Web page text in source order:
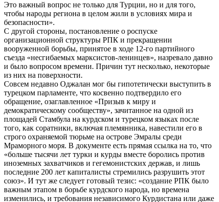
Это важный вопрос не только для Турции, но и для того,
чтобы народы региона в целом жили в условиях мира и
безопасности».
С другой стороны, постановление о роспуске
организационной структуры РПК и прекращении
вооруженной борьбы, принятое в ходе 12-го партийного
съезда «несгибаемых марксистов-ленинцев», назревало давно
и было вопросом времени. Причин тут несколько, некоторые
из них на поверхности.
Совсем недавно Оджалан мог бы гипотетически выступить в
турецком парламенте, что косвенно подтвердило его
обращение, озаглавленное «Призыв к миру и
демократическому сообществу», зачитанное на одной из
площадей Стамбула на курдском и турецком языках после
того, как соратники, включая племянника, навестили его в
строго охраняемой тюрьме на острове Эмралы среди
Мраморного моря. В документе есть прямая ссылка на то, что
«больше тысячи лет турки и курды вместе боролись против
иноземных захватчиков и гегемонистских держав, и лишь
последние 200 лет капиталисты стремились разрушить этот
союз». И тут же следует готовый тезис: «создание РПК было
важным этапом в борьбе курдского народа, но времена
изменились, и требования независимого Курдистана или даже